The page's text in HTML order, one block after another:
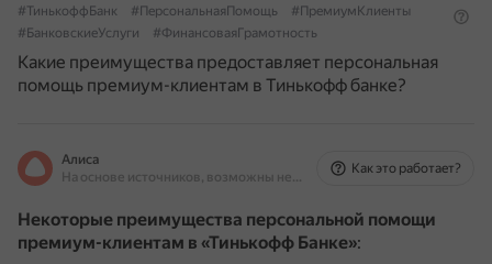
#ТинькоффБанк
#ПерсональнаяПомощь
#ПремиумКлиенты
#БанковскиеУслуги
#ФинансоваяГрамотность
Какие преимущества предоставляет персональная
помощь премиум-клиентам в Тинькофф банке?
Алиса
На основе источников, возможны неточности
Как это работает?
Некоторые преимущества персональной помощи
премиум-клиентам в «Тинькофф Банке»: